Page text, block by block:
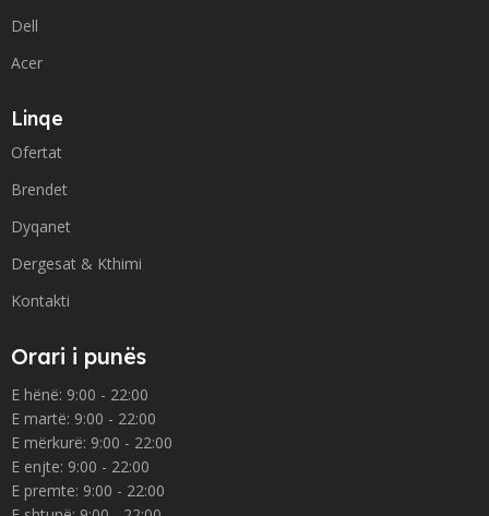
Dell
Acer
Linqe
Ofertat
Brendet
Dyqanet
Dergesat & Kthimi
Kontakti
Orari i punës
E hënë: 9:00 - 22:00
E martë: 9:00 - 22:00
E mërkurë: 9:00 - 22:00
E enjte: 9:00 - 22:00
E premte: 9:00 - 22:00